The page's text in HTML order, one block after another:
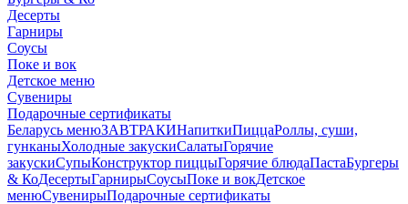
Десерты
Гарниры
Соусы
Поке и вок
Детское меню
Сувениры
Подарочные сертификаты
Беларусь менюЗАВТРАКИНапиткиПиццаРоллы, суши,
гунканыХолодные закускиСалатыГорячие
закускиСупыКонструктор пиццыГорячие блюдаПастаБургеры
& КоДесертыГарнирыСоусыПоке и вокДетское
менюСувенирыПодарочные сертификаты